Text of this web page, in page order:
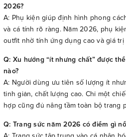
2026?
A: Phụ kiện giúp định hình phong
và cá tính rõ ràng. Năm 2026, phụ
outfit nhờ tính ứng dụng cao và giá trị
Q: Xu hướng “ít nhưng chất” được
nào?
A: Người dùng ưu tiên số lượng ít
tinh giản, chất lượng cao. Chỉ một
hợp cũng đủ nâng tầm toàn bộ trang
Q: Trang sức năm 2026 có điểm gì